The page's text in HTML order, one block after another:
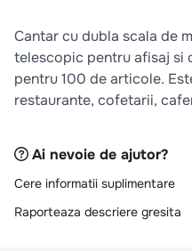
8
9. croissant
10.pizza
Cantar cu dubla scala de
telescopic pentru afisaj si
pentru 100 de articole.
restaurante, cofetarii,
Ai nevoie de ajutor?
Cere informatii suplimentare
Raporteaza descriere gresita